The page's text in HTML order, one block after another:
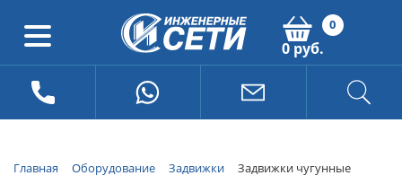
0
0 руб.
Главная Оборудование Задвижки Задвижки чугунные